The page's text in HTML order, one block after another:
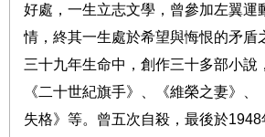
好處，一生立志文學，曾參加左翼運
情，終其一生處於希望與悔恨的矛盾
三十九年生命中，創作三十多部小說
《二十世紀旗手》、《維榮之妻》、
失格》等。曾五次自殺，最後於1948